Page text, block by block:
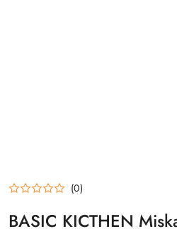
(0)
BASIC KICTHEN